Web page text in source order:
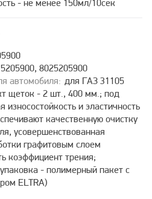
- не менее 150мл/10сек
8025205900
для ГАЗ 31105
щеток - 2 шт., 400 мм.; под
и эластичность
качественную очистку
усовершенствованная
графитовым слоем
коэффициент трения;
- полимерный пакет с
ELTRA)